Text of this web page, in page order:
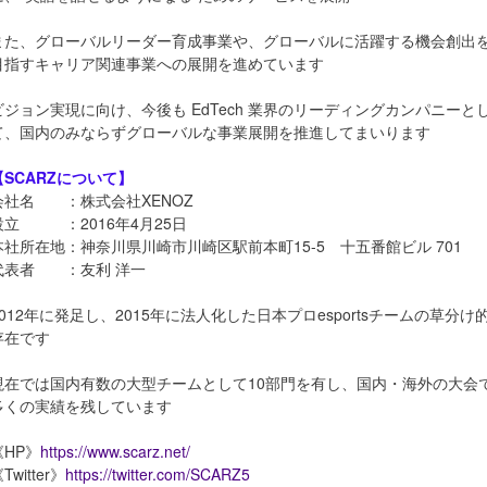
た、グローバルリーダー育成事業や、グローバルに活躍する機会創出
指すキャリア関連事業への展開を進めています
ジョン実現に向け、今後も EdTech 業界のリーディングカンパニーと
、国内のみならずグローバルな事業展開を推進してまいります
について】
社名 ：株式会社XENOZ
立 ：2016年4月25日
社所在地：神奈川県川崎市川崎区駅前本町15-5 十五番館ビル 701
表者 ：友利 洋一
年に発足し、2015年に法人化した日本プロesportsチームの草分け
在です
在では国内有数の大型チームとして10部門を有し、国内・海外の大会
くの実績を残しています
》 https://www.scarz.net/
》 https://twitter.com/SCARZ5